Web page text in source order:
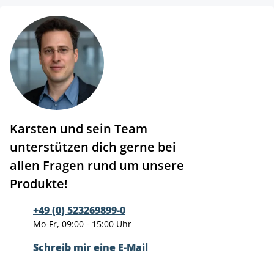
Karsten und sein Team
unterstützen dich gerne bei
allen Fragen rund um unsere
Produkte!
+49 (0) 523269899-0
Mo-Fr, 09:00 - 15:00 Uhr
Schreib mir eine E-Mail